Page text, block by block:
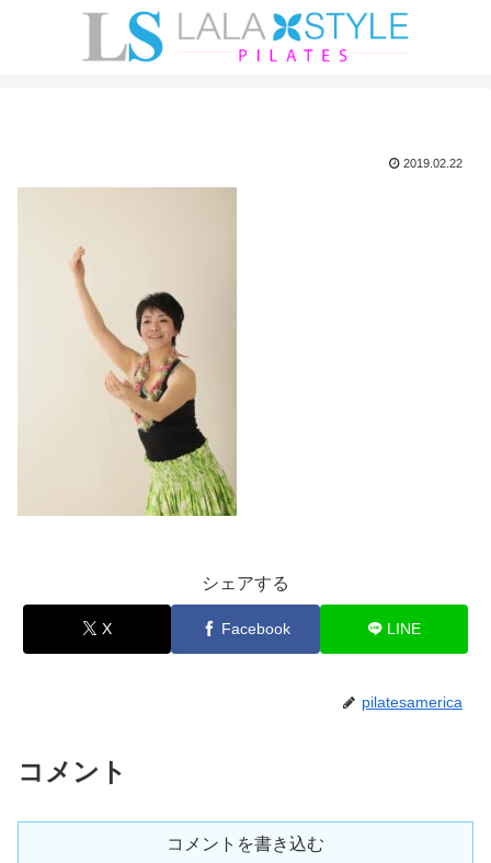
2019.02.22
シェアする
X Facebook LINE
pilatesamerica
コメント
コメントを書き込む